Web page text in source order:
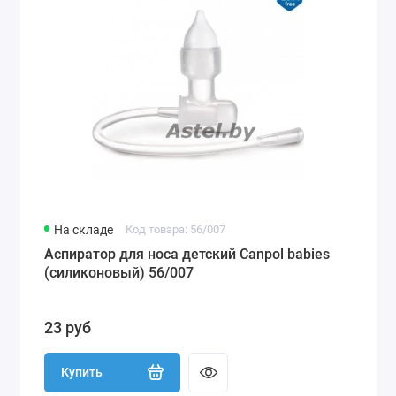
На складе Код товара: 56/007
Аспиратор для носа детский Canpol babies
(силиконовый) 56/007
23 руб
Купить